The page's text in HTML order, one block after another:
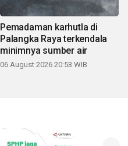
Pemadaman karhutla di
Palangka Raya terkendala
minimnya sumber air
06 August 2026 20:53 WIB